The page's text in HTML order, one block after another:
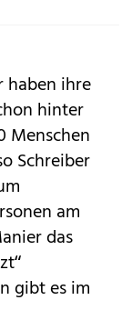
haben ihre
hinter
Menschen
Schreiber
am
das
gibt es im